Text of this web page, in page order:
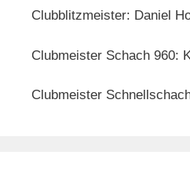
Clubblitzmeister: Daniel
Clubmeister Schach 960:
Clubmeister